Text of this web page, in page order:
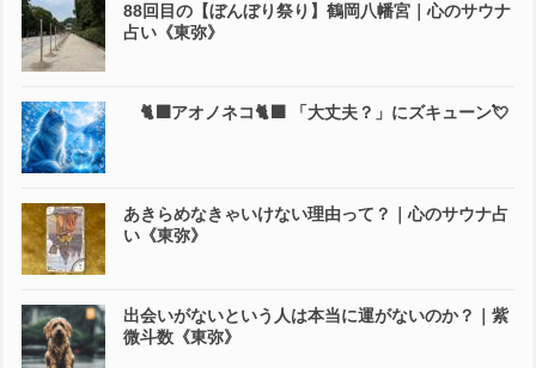
88回目の【ぼんぼり祭り】鶴岡八幡宮｜心のサウナ
占い《東弥》
🐈‍⬛アオノネコ🐈‍⬛ 「大丈夫？」にズキューン💘
あきらめなきゃいけない理由って？｜心のサウナ占
い《東弥》
出会いがないという人は本当に運がないのか？｜紫
微斗数《東弥》